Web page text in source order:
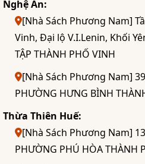
Nghệ An:
[Nhà Sách Phương Nam]
Vinh, Đại lộ V.I.Lenin, Khối
TẬP THÀNH PHỐ VINH
[Nhà Sách Phương Nam]
PHƯỜNG HƯNG BÌNH
Thừa Thiên Huế:
[Nhà Sách Phương Nam]
PHƯỜNG PHÚ HÒA THÀNH